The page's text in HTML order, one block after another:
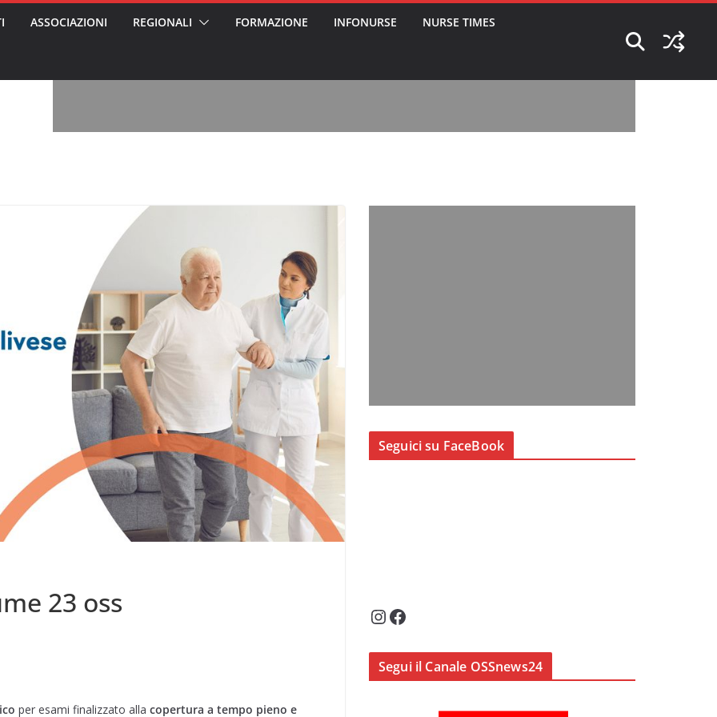
l’analisi di
per gli oss?”
partecipazione
abusi
ASSOCIAZIONI REGIONALI FORMAZIONE INFONURSE NURSE TIMES
23 oss
per esami finalizzato alla copertura a tempo pieno e
Seguici su FaceBook
InstagramFacebook
Segui il Canale OSSnews24